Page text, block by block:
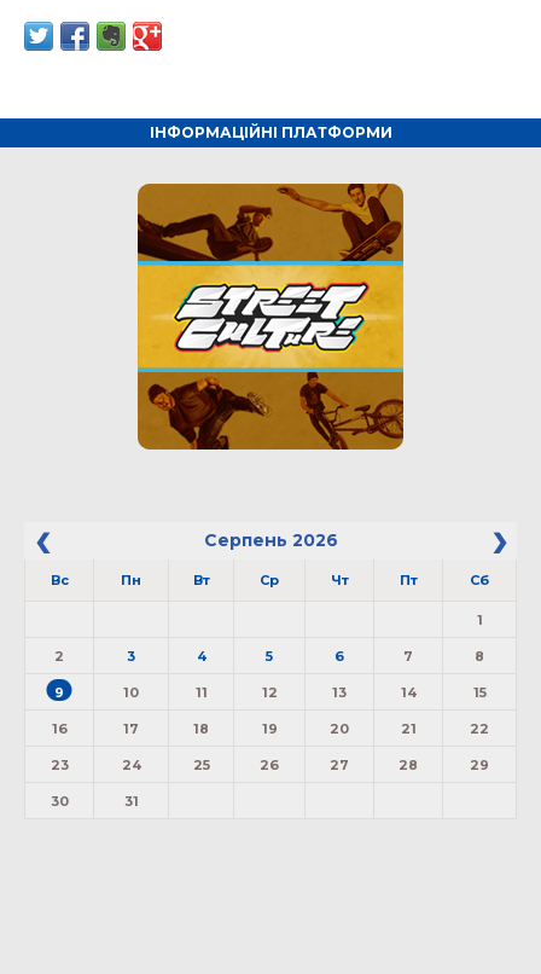
ІНФОРМАЦІЙНІ ПЛАТФОРМИ
Серпень 2026
Вс Пн Вт Ср Чт Пт Сб
1
2 3 4 5 6 7 8
9 10 11 12 13 14 15
16 17 18 19 20 21 22
23 24 25 26 27 28 29
30 31